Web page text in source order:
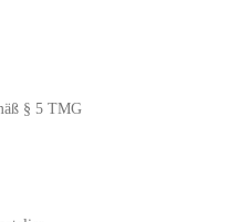
§ 5 TMG